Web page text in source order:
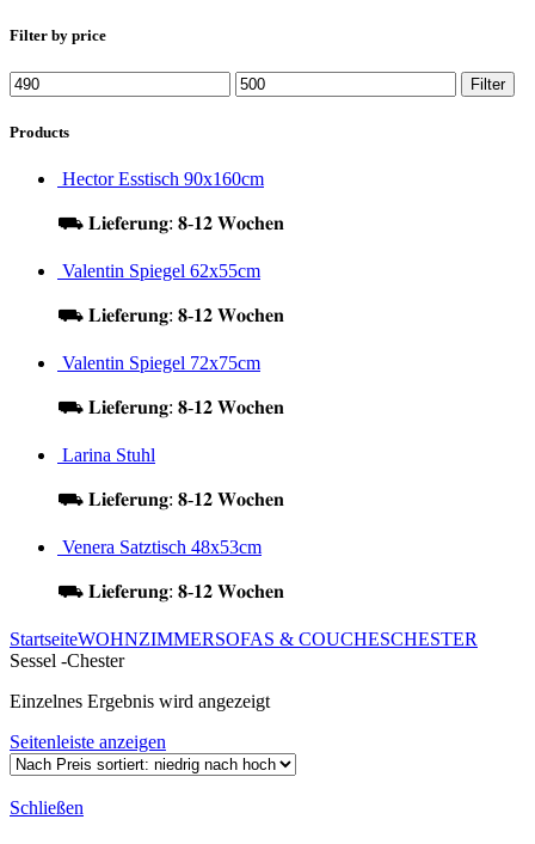
Filter by price
Filter
Products
Hector Esstisch 90x160cm
⛟ 𝐋𝐢𝐞𝐟𝐞𝐫𝐮𝐧𝐠: 𝟖-𝟏𝟐 𝐖𝐨𝐜𝐡𝐞𝐧
Valentin Spiegel 62x55cm
⛟ 𝐋𝐢𝐞𝐟𝐞𝐫𝐮𝐧𝐠: 𝟖-𝟏𝟐 𝐖𝐨𝐜𝐡𝐞𝐧
Valentin Spiegel 72x75cm
⛟ 𝐋𝐢𝐞𝐟𝐞𝐫𝐮𝐧𝐠: 𝟖-𝟏𝟐 𝐖𝐨𝐜𝐡𝐞𝐧
Larina Stuhl
⛟ 𝐋𝐢𝐞𝐟𝐞𝐫𝐮𝐧𝐠: 𝟖-𝟏𝟐 𝐖𝐨𝐜𝐡𝐞𝐧
Venera Satztisch 48x53cm
⛟ 𝐋𝐢𝐞𝐟𝐞𝐫𝐮𝐧𝐠: 𝟖-𝟏𝟐 𝐖𝐨𝐜𝐡𝐞𝐧
StartseiteWOHNZIMMERSOFAS & COUCHESCHESTER
Sessel -Chester
Einzelnes Ergebnis wird angezeigt
Seitenleiste anzeigen
Schließen